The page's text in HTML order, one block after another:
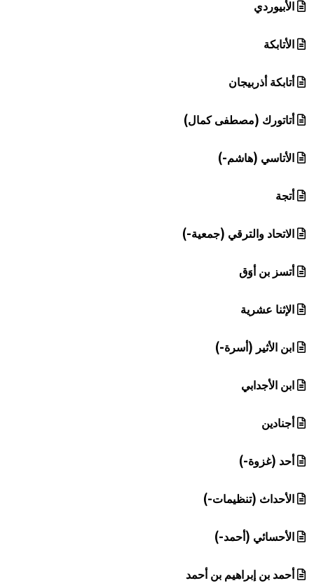
الأبيوردي
الأتابكة
أتابكة أذربيجان
أتاتورك (مصطفى كمال)
الأتاسي (هاشم-)
أتجة
الاتحاد والترقي (جمعية-)
أتسز بن أوَق
الإثنا عشرية
ابن الأثير (أسرة-)
ابن الأجدابي
أجنادين
أحد (غزوة-)
الأحداث (تنظيمات-)
الأحسائي (أحمد-)
أحمد بن إبراهيم بن أحمد